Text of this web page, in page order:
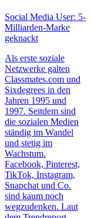
Social Media User: 5-
Milliarden-Marke
geknackt
Als erste soziale
Netzwerke galten
Classmates.com und
Sixdegrees in den
Jahren 1995 und
1997. Seitdem sind
die sozialen Medien
ständig im Wandel
und stetig im
Wachstum.
Facebook, Pinterest,
TikTok, Instagram,
Snapchat und Co.
sind kaum noch
wegzudenken. Laut